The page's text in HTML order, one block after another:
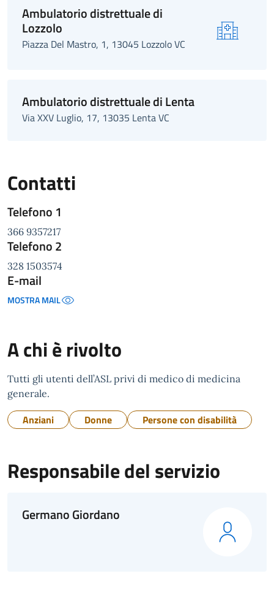
Ambulatorio distrettuale di
Lozzolo
Piazza Del Mastro, 1, 13045 Lozzolo VC
Ambulatorio distrettuale di Lenta
Via XXV Luglio, 17, 13035 Lenta VC
Contatti
Telefono 1
366 9357217
Telefono 2
328 1503574
E-mail
MOSTRA MAIL
A chi è rivolto
Tutti gli utenti dell’ASL privi di medico di medicina
generale.
Anziani Donne Persone con disabilità
Responsabile del servizio
Germano Giordano